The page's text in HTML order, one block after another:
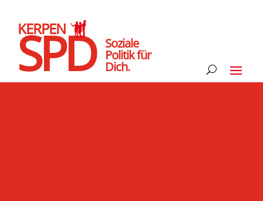
SPD
KERPEN
Soziale
Politik für
Dich.